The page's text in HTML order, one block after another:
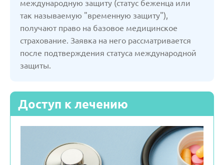
международную защиту (статус беженца или
так называемую "временную защиту"),
получают право на базовое медицинское
страхование. Заявка на него рассматривается
после подтверждения статуса международной
защиты.
Доступ к лечению
Нидерланды
Польша
Россия
Сербия
Словакия
Словения